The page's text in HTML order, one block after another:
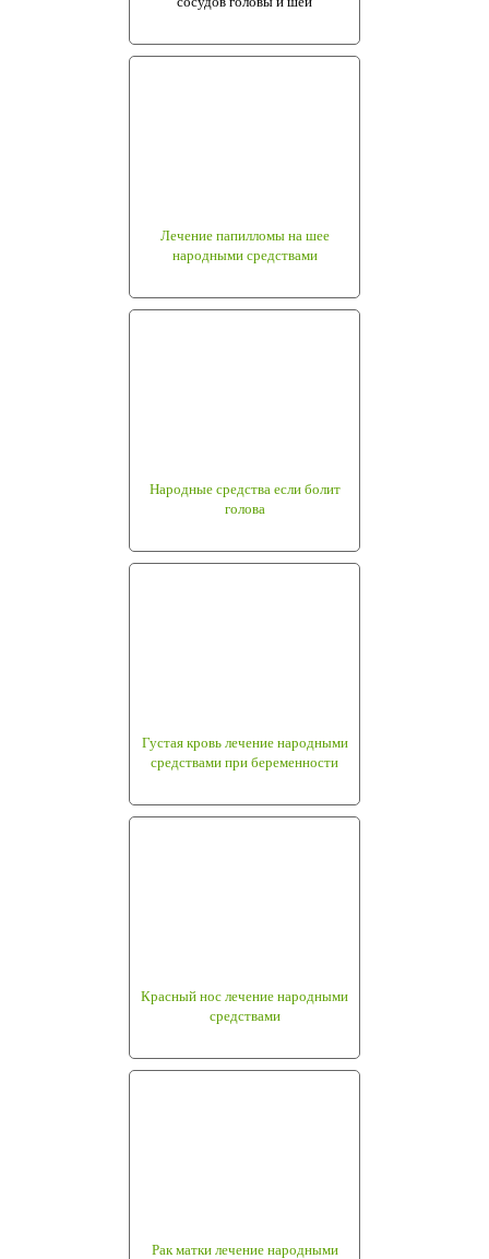
Лечение папилломы на шее
народными средствами
Народные средства если болит
голова
Густая кровь лечение народными
средствами при беременности
Красный нос лечение народными
средствами
Рак матки лечение народными